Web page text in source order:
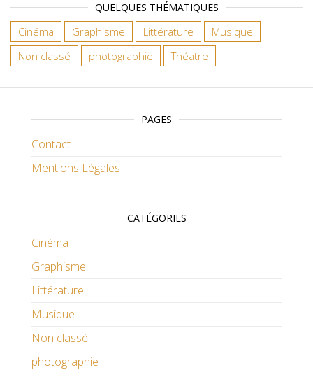
QUELQUES THÉMATIQUES
Cinéma Graphisme Littérature
Musique
Non classé
photographie Théatre
PAGES
Contact
Mentions Légales
CATÉGORIES
Cinéma
Graphisme
Littérature
Musique
Non classé
photographie